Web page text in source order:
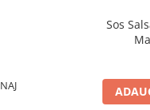
Sos